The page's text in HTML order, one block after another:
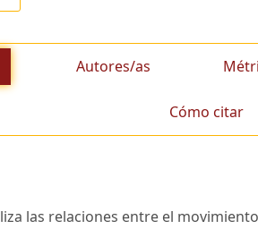
Autores/as
Cómo citar
las relaciones entre el